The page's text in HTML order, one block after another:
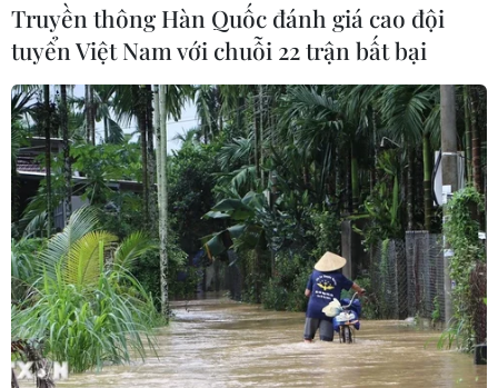
Sửa đổi Luật Bảo hiểm xã hội: Thêm đối
Truyền thông Hàn Quốc đánh giá cao đội
tuyển Việt Nam với chuỗi 22 trận bất bại